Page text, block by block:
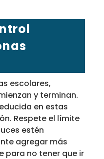
escolares,
y terminan.
en estas
Respete el límite
estén
agregar más
para no tener que ir